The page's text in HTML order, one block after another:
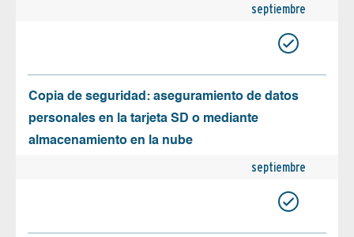
septiembre
Copia de seguridad: aseguramiento de datos
personales en la tarjeta SD o mediante
almacenamiento en la nube
septiembre